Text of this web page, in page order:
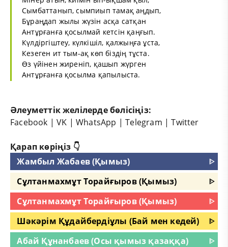
Сымбаттанып, сымпиып тамақ аңдып,
Бұраңдап жылы жүзін асқа сатқан
Антұрғанға қосылмай кетсін қаңғып.
Күлдіргіштеу, күлкішіл, қалжыңға ұста,
Кезеген ит тым-ақ көп біздің тұста.
Өз үйінен жиреніп, қашып жүрген
Антұрғанға қосылма қапылыста.
Әлеуметтік желілерде бөлісіңіз:
Facebook |VK |WhatsApp |Telegram |Twitter
Қарап көріңіз 👇
Жамбыл Жабаев (Қымыз)
ᐈ
Сұлтанмахмұт Торайғыров (Қымыз)
ᐈ
Сұлтанмахмұт Торайғыров (Қымыз)
ᐈ
Шәкәрім Құдайбердіұлы (Бай мен кедей)
ᐈ
Абай Құнанбаев (Осы қымыз қазаққа)
ᐈ